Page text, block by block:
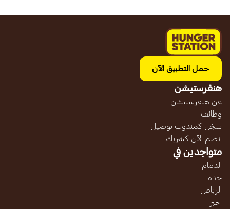
حمل التطبيق الآن
هنقرستيشن
عن هنقرستيشن
وظائف
سجّل كمندوب توصيل
انضم الآن كشريك
متواجدين في
الدمام
جده
الرياض
الخبر